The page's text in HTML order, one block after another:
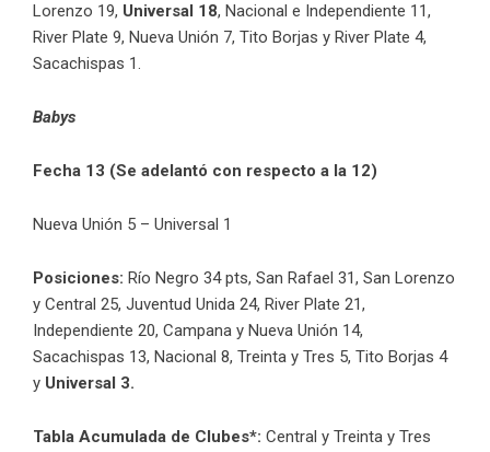
Lorenzo 19, Universal 18, Nacional e Independiente 11,
River Plate 9, Nueva Unión 7, Tito Borjas y River Plate 4,
Sacachispas 1.
Babys
Fecha 13 (Se adelantó con respecto a la 12)
Nueva Unión 5 – Universal 1
Posiciones: Río Negro 34 pts, San Rafael 31, San Lorenzo
y Central 25, Juventud Unida 24, River Plate 21,
Independiente 20, Campana y Nueva Unión 14,
Sacachispas 13, Nacional 8, Treinta y Tres 5, Tito Borjas 4
y Universal 3.
Tabla Acumulada de Clubes*: Central y Treinta y Tres